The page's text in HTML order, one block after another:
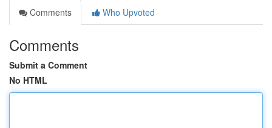
Comments
Who Upvoted
Comments
Submit a Comment
No HTML